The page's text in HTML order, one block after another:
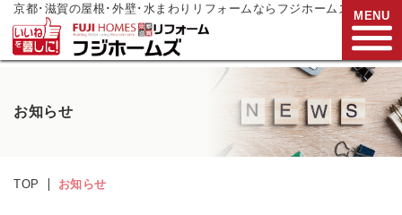
京都･滋賀の屋根･外壁･水まわりリフォームならフジホームズ
お電話でご相談
0120-272-833
営業時間:9:00～17:00水曜日定休
MENU
お知らせ
TOP お知らせ